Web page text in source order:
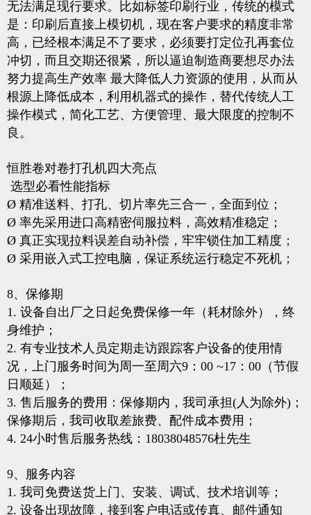
无法满足现行要求。比如标签印刷行业，传统的模式
是：印刷后直接上模切机，现在客户要求的精度非常
高，已经根本满足不了要求，必须要打定位孔再套位
冲切，而且交期还很紧，所以逼迫制造商要想尽办法
努力提高生产效率 最大降低人力资源的使用，从而从
根源上降低成本，利用机器式的操作，替代传统人工
操作模式，简化工艺、方便管理、最大限度的控制不
良。
恒胜卷对卷打孔机四大亮点
选型必看性能指标
Ø 精准送料、打孔、切片率先三合一，全面到位；
Ø 率先采用进口高精密伺服拉料，高效精准稳定；
Ø 真正实现拉料误差自动补偿，牢牢锁住加工精度；
Ø 采用嵌入式工控电脑，保证系统运行稳定不死机；
8、保修期
1. 设备自出厂之日起免费保修一年（耗材除外），终
身维护；
2. 有专业技术人员定期走访跟踪客户设备的使用情
况，上门服务时间为周一至周六9：00 ~17：00（节假
日顺延）；
3. 售后服务的费用：保修期内，我司承担(人为除外)；
保修期后，我司收取差旅费、配件成本费用；
4. 24小时售后服务热线：18038048576杜先生
9、服务内容
1. 我司免费送货上门、安装、调试、技术培训等；
2. 设备出现故障，接到客户电话或传真、邮件通知